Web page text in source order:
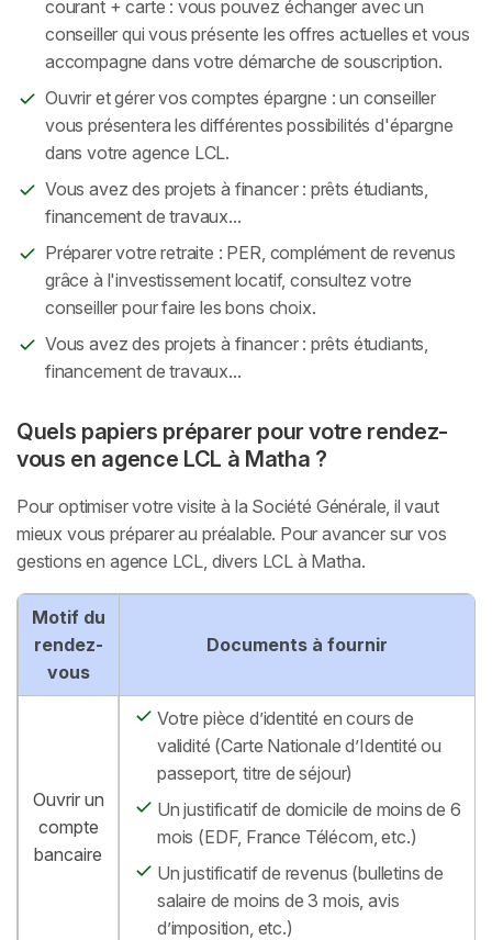
courant + carte : vous pouvez échanger avec un
conseiller qui vous présente les offres actuelles et vous
accompagne dans votre démarche de souscription.
Ouvrir et gérer vos comptes épargne : un conseiller
vous présentera les différentes possibilités d'épargne
dans votre agence LCL.
Vous avez des projets à financer : prêts étudiants,
financement de travaux...
Préparer votre retraite : PER, complément de revenus
grâce à l'investissement locatif, consultez votre
conseiller pour faire les bons choix.
Vous avez des projets à financer : prêts étudiants,
financement de travaux...
Quels papiers préparer pour votre rendez-
vous en agence LCL à Matha ?
Pour optimiser votre visite à la Société Générale, il vaut
mieux vous préparer au préalable. Pour avancer sur vos
gestions en agence LCL, divers LCL à Matha.
Motif du
rendez-
vous
Documents à fournir
Ouvrir un
compte
bancaire
Votre pièce d’identité en cours de
validité (Carte Nationale d’Identité ou
passeport, titre de séjour)
Un justificatif de domicile de moins de 6
mois (EDF, France Télécom, etc.)
Un justificatif de revenus (bulletins de
salaire de moins de 3 mois, avis
d’imposition, etc.)